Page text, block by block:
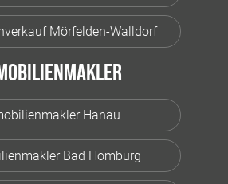
Mörfelden-Walldorf
Hanau
Bad Homburg